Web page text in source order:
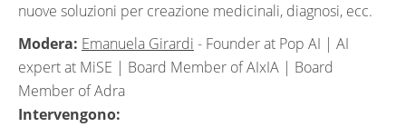
nuove soluzioni per creazione medicinali, diagnosi, ecc.
Modera: Emanuela Girardi - Founder at Pop AI | AI
expert at MiSE | Board Member of AIxIA | Board
Member of Adra
Intervengono: